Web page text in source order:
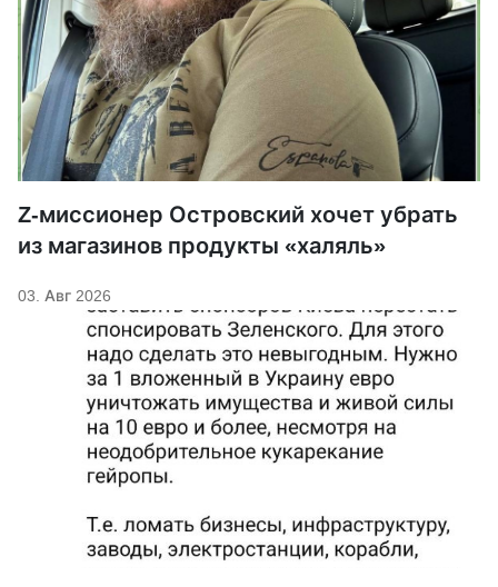
Z-миссионер Островский хочет убрать
из магазинов продукты «халяль»
03. Авг 2026